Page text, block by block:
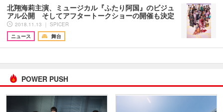
北翔海莉主演、ミュージカル『ふたり阿国』のビジュ
アル公開 そしてアフタートークショーの開催も決定
2018.11.13 ｜ SPICER
ニュース
舞台
POWER PUSH